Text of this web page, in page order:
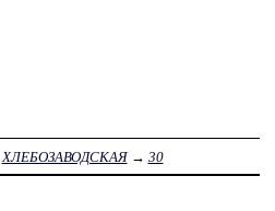
ХЛЕБОЗАВОДСКАЯ→ 30